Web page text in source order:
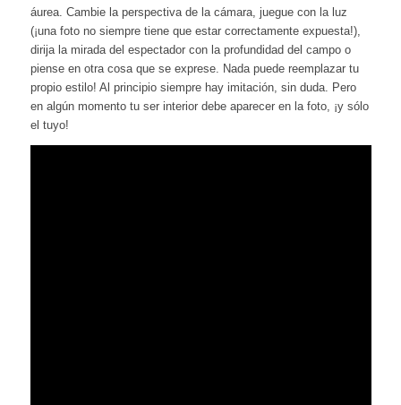
áurea. Cambie la perspectiva de la cámara, juegue con la luz
(¡una foto no siempre tiene que estar correctamente expuesta!),
dirija la mirada del espectador con la profundidad del campo o
piense en otra cosa que se exprese. Nada puede reemplazar tu
propio estilo! Al principio siempre hay imitación, sin duda. Pero
en algún momento tu ser interior debe aparecer en la foto, ¡y sólo
el tuyo!